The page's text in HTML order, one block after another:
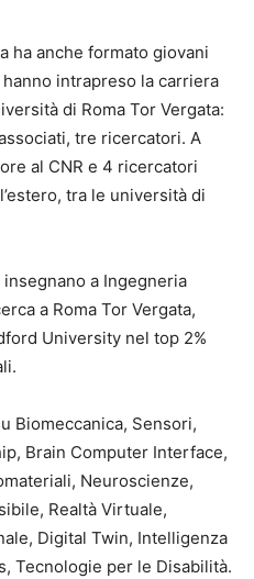
ha anche formato giovani
intrapreso la carriera
di Roma Tor Vergata:
tre ricercatori. A
al CNR e 4 ricercatori
tra le università di
a Ingegneria
a Roma Tor Vergata,
University nel top 2%
Biomeccanica, Sensori,
Brain Computer Interface,
Neuroscienze,
Realtà Virtuale,
Digital Twin, Intelligenza
Tecnologie per le Disabilità.